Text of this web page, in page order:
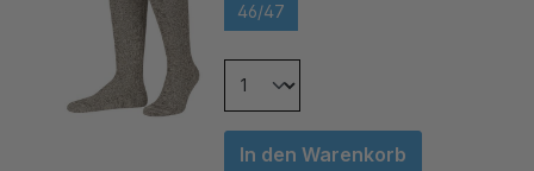
In den Warenkorb